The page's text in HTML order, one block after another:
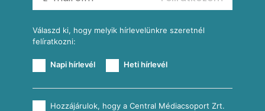
Válaszd ki, hogy melyik hírlevelünkre szeretnél
felíratkozni:
Napi hírlevél Heti hírlevél
Hozzájárulok, hogy a Central Médiacsoport Zrt.